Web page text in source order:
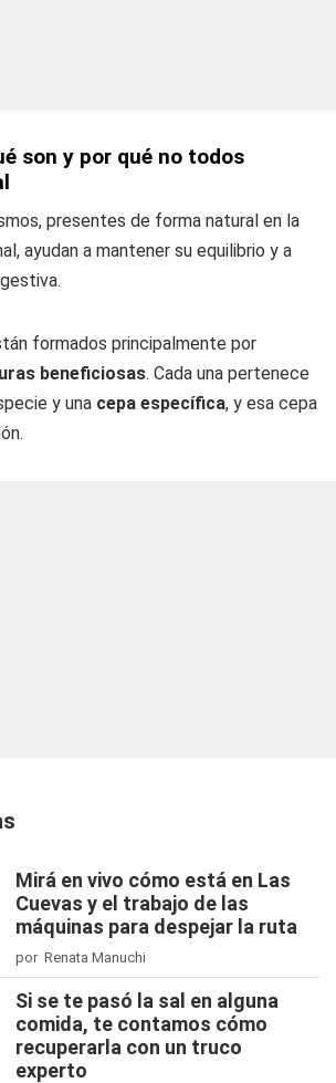
son y por qué no todos
presentes de forma natural en la
ayudan a mantener su equilibrio y a
formados principalmente por
beneficiosas. Cada una pertenece
y una cepa específica, y esa cepa
Mirá en vivo cómo está en Las
Cuevas y el trabajo de las
máquinas para despejar la ruta
por Renata Manuchi
Si se te pasó la sal en alguna
comida, te contamos cómo
recuperarla con un truco
experto